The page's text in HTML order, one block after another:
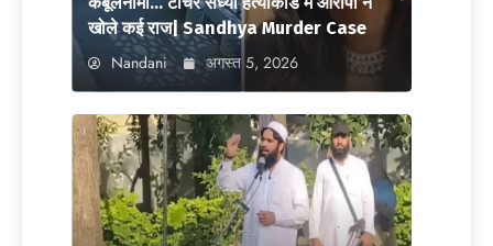
खोले कई राज| Sandhya Murder Case
Nandani अगस्त 5, 2026